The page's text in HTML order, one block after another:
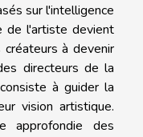
sur l'intelligence
de l'artiste devient
à devenir
directeurs de la
à guider la
vision artistique.
approfondie des